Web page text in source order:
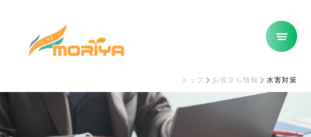
トップ お役立ち情報 水害対策